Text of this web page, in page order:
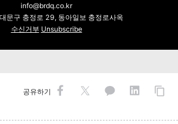
info@brdq.co.kr
문구 충정로 29, 동아일보 충정로사옥
수신거부 Unsubscribe
공유하기